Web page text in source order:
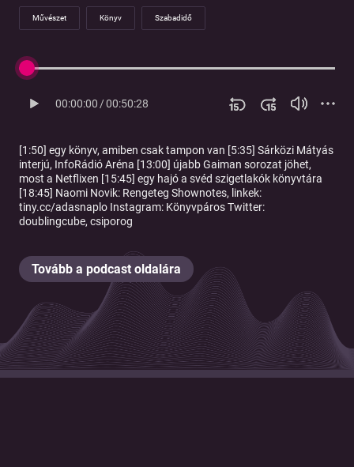
Művészet Könyv Szabadidő
00:00:00/00:50:28
[1:50] egy könyv, amiben csak tampon van [5:35] Sárközi Mátyás
interjú, InfoRádió Aréna [13:00] újabb Gaiman sorozat jöhet,
most a Netflixen [15:45] egy hajó a svéd szigetlakók könyvtára
[18:45] Naomi Novik: Rengeteg Shownotes, linkek:
tiny.cc/adasnaplo Instagram: Könyvpáros Twitter:
doublingcube, csiporog
Tovább a podcast oldalára